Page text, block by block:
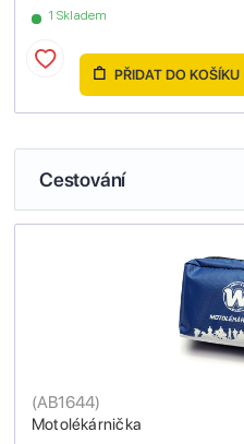
1 Skladem
PŘIDAT DO KOŠÍKU
Cestování
Motolékárnička
(AB1644)